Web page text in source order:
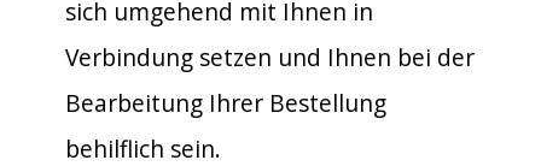
sich umgehend mit Ihnen in
Verbindung setzen und Ihnen bei der
Bearbeitung Ihrer Bestellung
behilflich sein.